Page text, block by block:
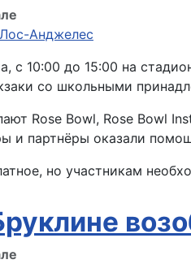
Анджелес
с 10:00 до 15:00 на
со школьными
Rose Bowl, Rose Bowl
и партнёры оказали
но участникам